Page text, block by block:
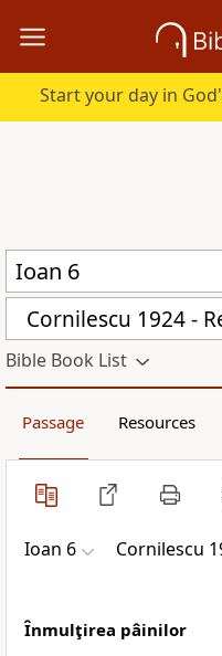
Bible Book List
Passage Resources
Ioan 6 Cornilescu
Înmulţirea pâinilor